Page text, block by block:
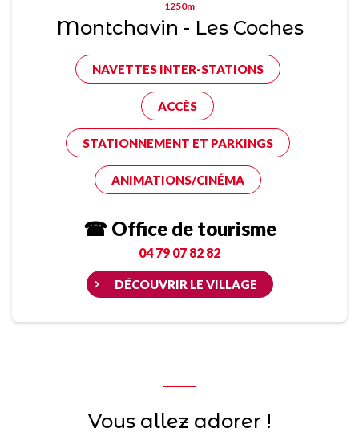
1250m
Montchavin - Les Coches
NAVETTES INTER-STATIONS
ACCÈS
STATIONNEMENT ET PARKINGS
ANIMATIONS/CINÉMA
☎ Office de tourisme
04 79 07 82 82
DÉCOUVRIR LE VILLAGE
Vous allez adorer !